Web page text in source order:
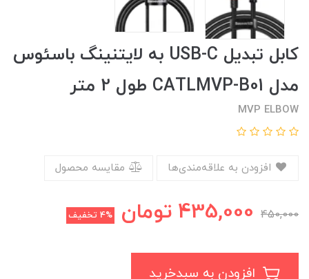
کابل تبدیل USB-C به لایتنینگ باسئوس
مدل CATLMVP-B01 طول 2 متر
MVP ELBOW
مقایسه محصول
450,000
435,000 تومان 4% تخفیف